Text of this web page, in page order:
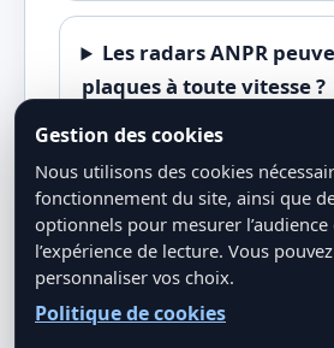
Les radars ANPR
plaques à toute vitesse ?
Combien de temps les
ANPR sont-elles
fausses plaques ?
Gestion des cookies
Nous utilisons des cookies
fonctionnement du site, ainsi que
optionnels pour mesurer
l’expérience de lecture. Vous
personnaliser vos choix.
Politique de cookies